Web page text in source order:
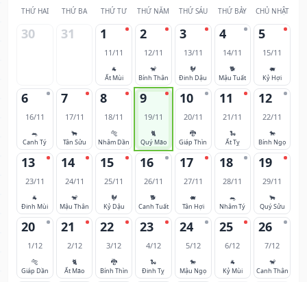
THỨ HAI THỨ BA THỨ TƯ THỨ NĂM THỨ SÁU THỨ BẢY CHỦ NHẬT
30 31 1
11/11
🐐
Ất Mùi
2
12/11
🐒
Bính Thân
3
13/11
🐓
Đinh Dậu
4
14/11
🐕
Mậu Tuất
5
15/11
🐖
Kỷ Hợi
6
16/11
🐀
Canh Tý
7
17/11
🐂
Tân Sửu
8
18/11
🐅
Nhâm Dần
9
19/11
🐈
Quý Mão
10
20/11
🐉
Giáp Thìn
11
21/11
🐍
Ất Tỵ
12
22/11
🐎
Bính Ngọ
13
23/11
🐐
Đinh Mùi
14
24/11
🐒
Mậu Thân
15
25/11
🐓
Kỷ Dậu
16
26/11
🐕
Canh Tuất
17
27/11
🐖
Tân Hợi
18
28/11
🐀
Nhâm Tý
19
29/11
🐂
Quý Sửu
20
1/12
🐅
Giáp Dần
21
2/12
🐈
Ất Mão
22
3/12
🐉
Bính Thìn
23
4/12
🐍
Đinh Tỵ
24
5/12
🐎
Mậu Ngọ
25
6/12
🐐
Kỷ Mùi
26
7/12
🐒
Canh Thân